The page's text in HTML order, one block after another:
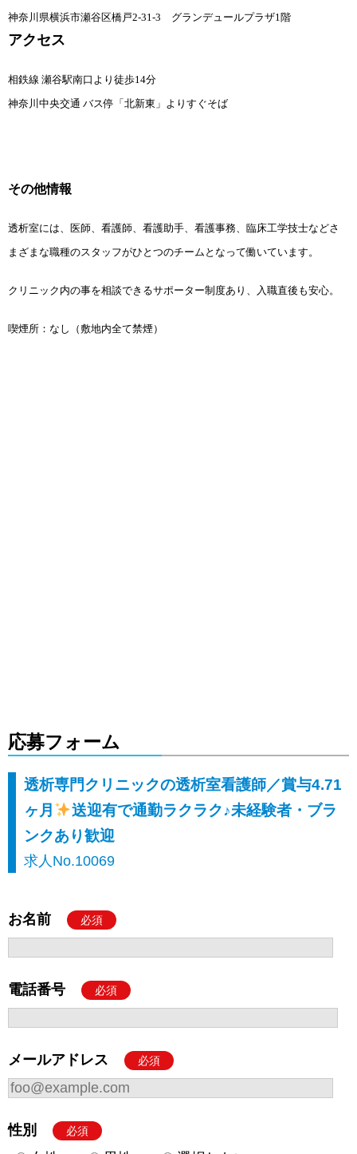
神奈川県横浜市瀬谷区橋戸2-31-3 グランデュールプラザ1階
アクセス
相鉄線 瀬谷駅南口より徒歩14分
神奈川中央交通 バス停「北新東」よりすぐそば
その他情報
透析室には、医師、看護師、看護助手、看護事務、臨床工学技士などさ
まざまな職種のスタッフがひとつのチームとなって働いています。
クリニック内の事を相談できるサポーター制度あり、入職直後も安心。
喫煙所：なし（敷地内全て禁煙）
応募フォーム
透析専門クリニックの透析室看護師／賞与4.71
ヶ月
送迎有で通勤ラクラク♪未経験者・ブラ
ンクあり歓迎
求人No.10069
お名前 必須
電話番号 必須
メールアドレス 必須
性別 必須